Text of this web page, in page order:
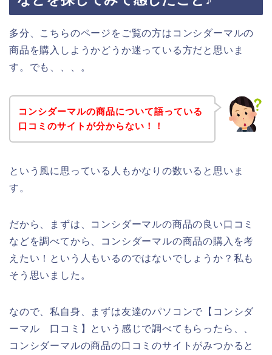
多分、こちらのページをご覧の方はコンシダーマルの
商品を購入しようかどうか迷っている方だと思いま
す。でも、、、。
コンシダーマルの商品について語っている
口コミのサイトが分からない！！
という風に思っている人もかなりの数いると思いま
す。
だから、まずは、コンシダーマルの商品の良い口コミ
などを調べてから、コンシダーマルの商品の購入を考
えたい！という人もいるのではないでしょうか？私も
そう思いました。
なので、私自身、まずは友達のパソコンで【コンシダ
ーマル 口コミ】という感じで調べてもらったら、、
コンシダーマルの商品の口コミのサイトがみつかると